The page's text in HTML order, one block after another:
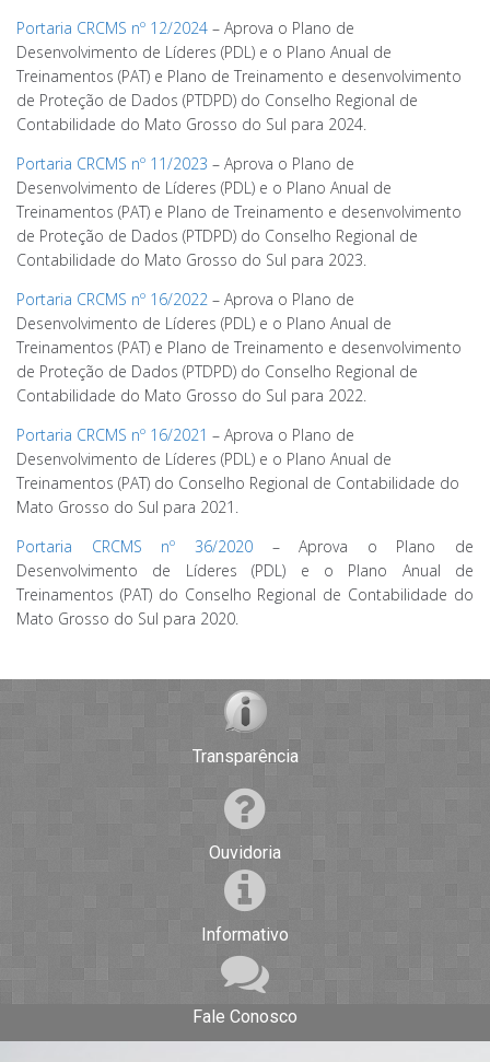
Portaria CRCMS nº 12/2024 – Aprova o Plano de
Desenvolvimento de Líderes (PDL) e o Plano Anual de
Treinamentos (PAT) e Plano de Treinamento e desenvolvimento
de Proteção de Dados (PTDPD) do Conselho Regional de
Contabilidade do Mato Grosso do Sul para 2024.
Portaria CRCMS nº 11/2023 – Aprova o Plano de
Desenvolvimento de Líderes (PDL) e o Plano Anual de
Treinamentos (PAT) e Plano de Treinamento e desenvolvimento
de Proteção de Dados (PTDPD) do Conselho Regional de
Contabilidade do Mato Grosso do Sul para 2023.
Portaria CRCMS nº 16/2022 – Aprova o Plano de
Desenvolvimento de Líderes (PDL) e o Plano Anual de
Treinamentos (PAT) e Plano de Treinamento e desenvolvimento
de Proteção de Dados (PTDPD) do Conselho Regional de
Contabilidade do Mato Grosso do Sul para 2022.
Portaria CRCMS nº 16/2021 – Aprova o Plano de
Desenvolvimento de Líderes (PDL) e o Plano Anual de
Treinamentos (PAT) do Conselho Regional de Contabilidade do
Mato Grosso do Sul para 2021.
Portaria CRCMS nº 36/2020– Aprova o Plano de
Desenvolvimento de Líderes (PDL) e o Plano Anual de
Treinamentos (PAT) do Conselho Regional de Contabilidade do
Mato Grosso do Sul para 2020.
Transparência
Ouvidoria
Informativo
Fale Conosco